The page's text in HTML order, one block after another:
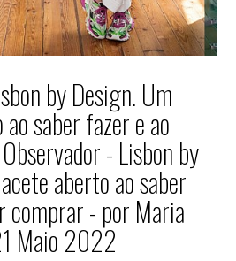
by Design. Um
saber fazer e ao
- Lisbon by
aberto ao saber
comprar - por Maria
Maio 2022